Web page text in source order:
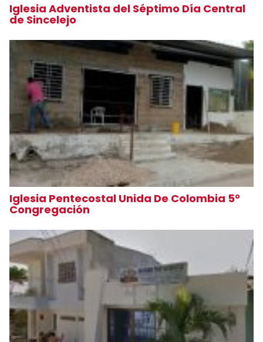
Iglesia Adventista del Séptimo Día Central
de Sincelejo
Iglesia Pentecostal Unida De Colombia 5°
Congregación